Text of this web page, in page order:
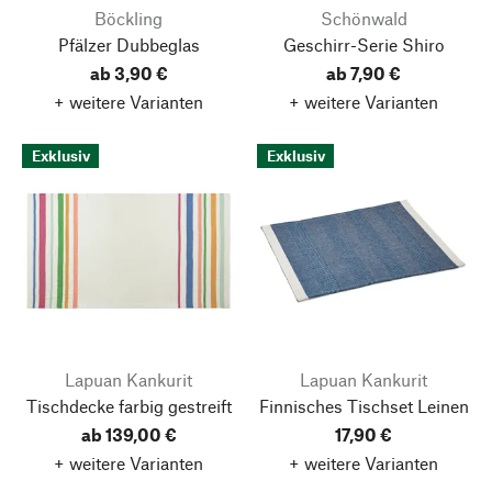
Böckling
Pfälzer Dubbeglas
ab 3,90 €
+ weitere Varianten
Schönwald
Geschirr-Serie Shiro
ab 7,90 €
+ weitere Varianten
Exklusiv
Lapuan Kankurit
Tischdecke farbig gestreift
ab 139,00 €
+ weitere Varianten
Exklusiv
Lapuan Kankurit
Finnisches Tischset Leinen
17,90 €
+ weitere Varianten